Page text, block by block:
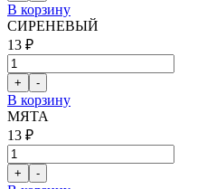
В корзину
СИРЕНЕВЫЙ
13 ₽
В корзину
МЯТА
13 ₽